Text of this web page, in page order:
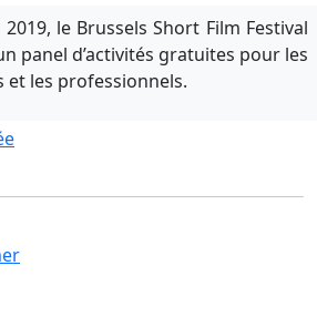
le Brussels Short Film Festival
panel d’activités gratuites pour les
et les professionnels.